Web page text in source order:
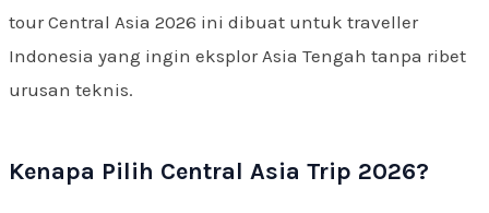
tour Central Asia 2026 ini dibuat untuk traveller
Indonesia yang ingin eksplor Asia Tengah tanpa ribet
urusan teknis.
Kenapa Pilih Central Asia Trip 2026?